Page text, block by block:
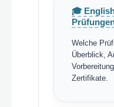
🎓
Welche
Überblick,
Zertifikate.